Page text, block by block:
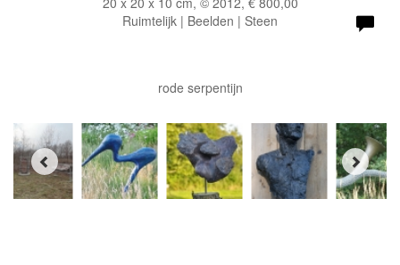
Ruimtelijk | Beelden | Steen
rode serpentijn